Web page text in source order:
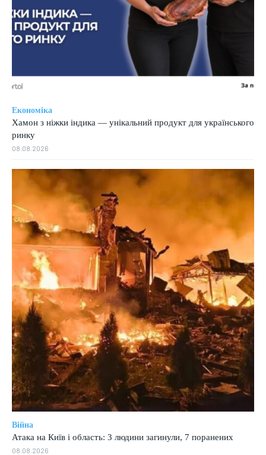
Економіка
Хамон з ніжки індика — унікальний продукт для українського
ринку
08.08.2026
Війна
Атака на Київ і область: 3 людини загинули, 7 поранених
08.08.2026